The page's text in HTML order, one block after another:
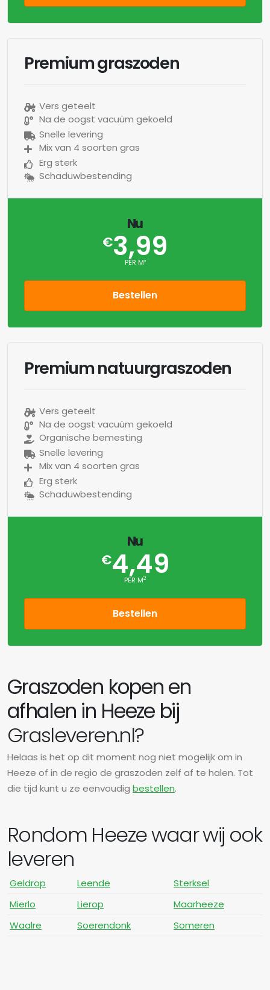
Premium graszoden
Vers geteelt
Na de oogst vacuüm gekoeld
Snelle levering
Mix van 4 soorten gras
Erg sterk
Schaduwbestending
Nu
€3,99
PER M²
Bestellen
Premium natuurgraszoden
Vers geteelt
Na de oogst vacuüm gekoeld
Organische bemesting
Snelle levering
Mix van 4 soorten gras
Erg sterk
Schaduwbestending
Nu
€4,49
PER M2
Bestellen
Graszoden kopen en
afhalen in Heeze bij
Grasleveren.nl?
Helaas is het op dit moment nog niet mogelijk om in
Heeze of in de regio de graszoden zelf af te halen. Tot
die tijd kunt u ze eenvoudig bestellen.
Rondom Heeze waar wij ook
leveren
Geldrop Leende
Sterksel
Mierlo
Lierop
Maarheeze
Waalre
Soerendonk Someren